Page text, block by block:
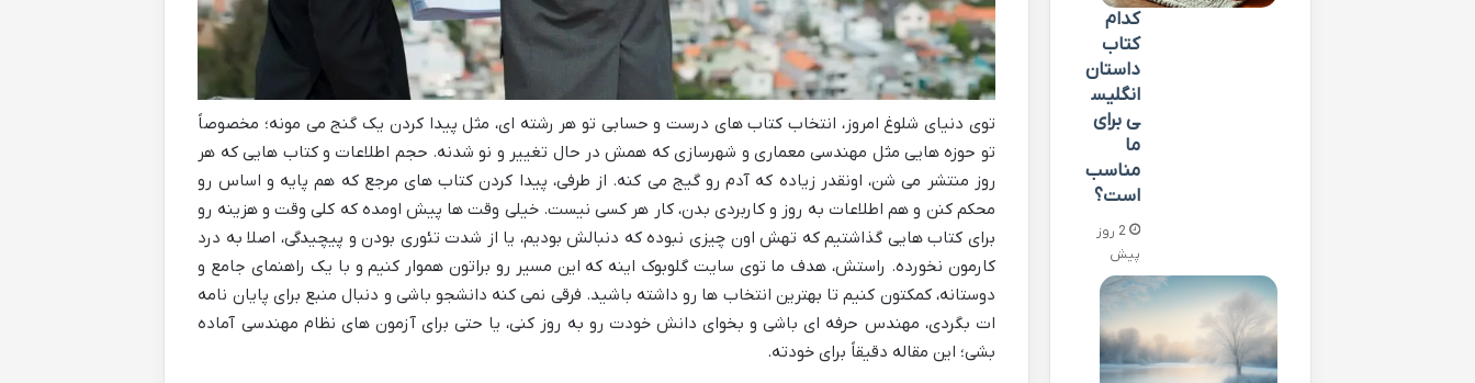
توی دنیای شلوغ امروز، انتخاب کتاب های درست و حسابی تو هر رشته ای، مثل پیدا کردن یک گنج می مونه؛ مخصوصاً
تو حوزه هایی مثل مهندسی معماری و شهرسازی که همش در حال تغییر و نو شدنه. حجم اطلاعات و کتاب هایی که هر
روز منتشر می شن، اونقدر زیاده که آدم رو گیج می کنه. از طرفی، پیدا کردن کتاب های مرجع که هم پایه و اساس رو
محکم کنن و هم اطلاعات به روز و کاربردی بدن، کار هر کسی نیست. خیلی وقت ها پیش اومده که کلی وقت و هزینه رو
برای کتاب هایی گذاشتیم که تهش اون چیزی نبوده که دنبالش بودیم، یا از شدت تئوری بودن و پیچیدگی، اصلا به درد
کارمون نخورده. راستش، هدف ما توی سایت گلوبوک اینه که این مسیر رو براتون هموار کنیم و با یک راهنمای جامع و
دوستانه، کمکتون کنیم تا بهترین انتخاب ها رو داشته باشید. فرقی نمی کنه دانشجو باشی و دنبال منبع برای پایان نامه
ات بگردی، مهندس حرفه ای باشی و بخوای دانش خودت رو به روز کنی، یا حتی برای آزمون های نظام مهندسی آماده
بشی؛ این مقاله دقیقاً برای خودته.
کدام
کتاب
داستان
انگلیس
ی برای
ما
مناسب
است؟
2 روز
پیش